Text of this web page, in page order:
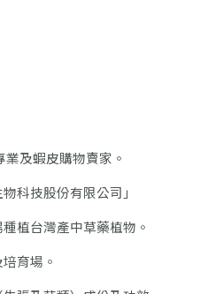
及蝦皮購物賣家。
科技股份有限公司」
植台灣產中草藥植物。
育場。